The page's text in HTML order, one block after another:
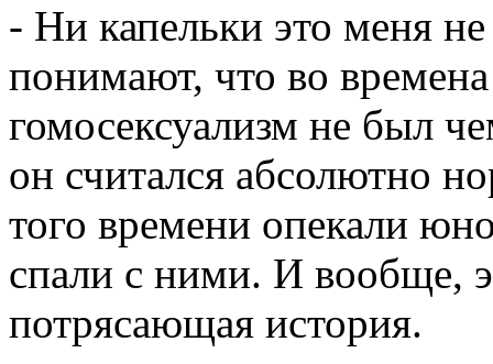
- Ни капельки это меня
понимают, что во
гомосексуализм не был
он считался абсолютно
того времени опекали
спали с ними. И вообще,
потрясающая история.